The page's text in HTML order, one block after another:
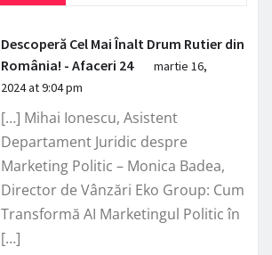
Descoperă Cel Mai Înalt Drum Rutier din
România! - Afaceri 24
martie 16,
2024 at 9:04 pm
[…] Mihai Ionescu, Asistent
Departament Juridic despre
Marketing Politic – Monica Badea,
Director de Vânzări Eko Group: Cum
Transformă AI Marketingul Politic în
[…]